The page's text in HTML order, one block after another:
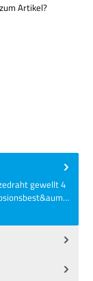
Artikel?
gewellt 4